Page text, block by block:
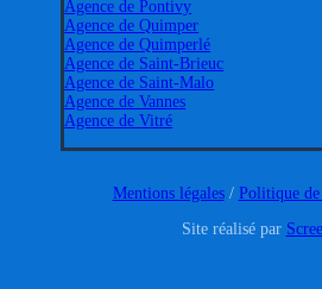
Agence de Pontivy
Agence de Quimper
Agence de Quimperlé
Agence de Saint-Brieuc
Agence de Saint-Malo
Agence de Vannes
Agence de Vitré
Mentions légales/ Politique
Site réalisé par